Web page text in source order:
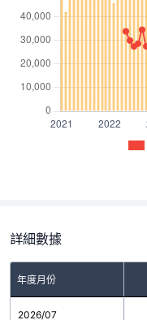
詳細數據
年度月份
2026/07